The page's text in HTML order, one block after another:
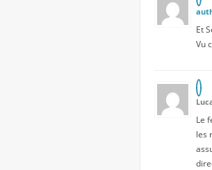
Et
Vu
Le
les